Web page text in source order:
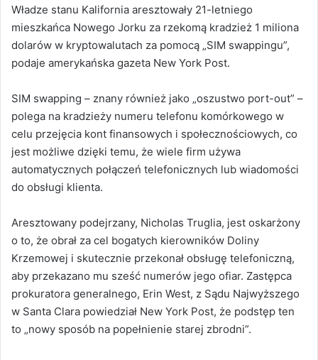
Władze stanu Kalifornia aresztowały 21-letniego
mieszkańca Nowego Jorku za rzekomą kradzież 1 miliona
dolarów w kryptowalutach za pomocą „SIM swappingu”,
podaje amerykańska gazeta New York Post.
SIM swapping – znany również jako „oszustwo port-out” –
polega na kradzieży numeru telefonu komórkowego w
celu przejęcia kont finansowych i społecznościowych, co
jest możliwe dzięki temu, że wiele firm używa
automatycznych połączeń telefonicznych lub wiadomości
do obsługi klienta.
Aresztowany podejrzany, Nicholas Truglia, jest oskarżony
o to, że obrał za cel bogatych kierowników Doliny
Krzemowej i skutecznie przekonał obsługę telefoniczną,
aby przekazano mu sześć numerów jego ofiar. Zastępca
prokuratora generalnego, Erin West, z Sądu Najwyższego
w Santa Clara powiedział New York Post, że podstęp ten
to „nowy sposób na popełnienie starej zbrodni”.